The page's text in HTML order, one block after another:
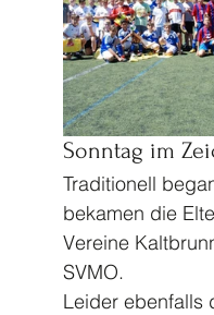
Sonntag im
Traditionell
bekamen die
Vereine
SVMO.
Leider ebenfalls